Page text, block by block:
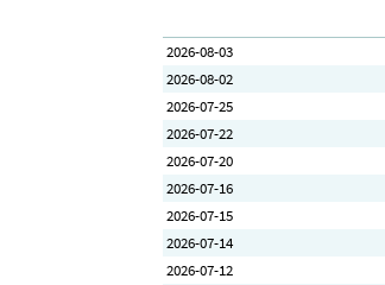
2026-08-03
2026-08-02
2026-07-25
2026-07-22
2026-07-20
2026-07-16
2026-07-15
2026-07-14
2026-07-12